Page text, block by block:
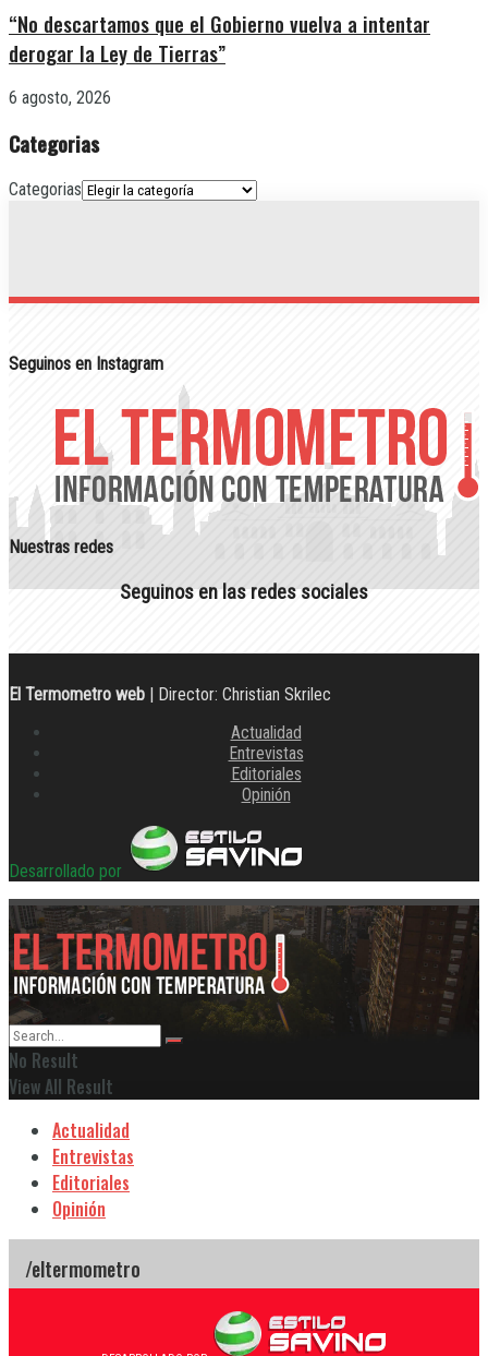
“No descartamos que el Gobierno vuelva a intentar
derogar la Ley de Tierras”
6 agosto, 2026
Categorias
Categorias
Seguinos en Instagram
Nuestras redes
Seguinos en las redes sociales
El Termometro web | Director: Christian Skrilec
Actualidad
Entrevistas
Editoriales
Opinión
Desarrollado por
No Result
View All Result
Actualidad
Entrevistas
Editoriales
Opinión